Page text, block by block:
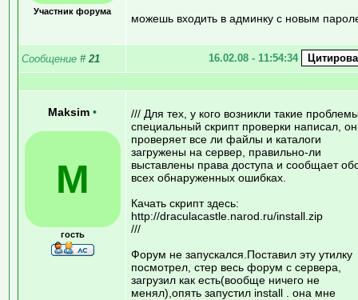
Участник форума
можешь входить в админку с новым
Сообщение # 21 16.02.08 - 11:54:34
Maksim •
M
гость
/// Для тех, у кого возникли такие
специальный скрипт проверки написал, он
проверяет все ли файлы и каталоги
загружены на сервер, правильно-ли
выставлены права доступа и сообщает
всех обнаруженных ошибках.
Качать скрипт здесь:
http://draculacastle.narod.ru/install.zip
///
Форум не запускался.Поставил эту утилку
посмотрел, стер весь форум с сервера,
загрузил как есть(вообще ничего не
менял),опять запустил install . она мне